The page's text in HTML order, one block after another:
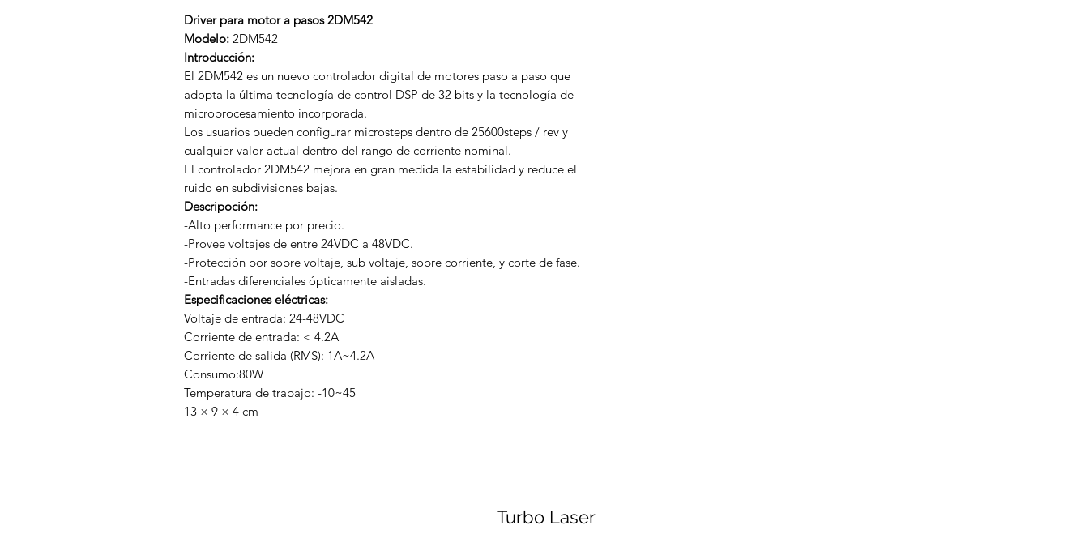
Driver para motor a pasos 2DM542
Modelo: 2DM542
Introducción:
El 2DM542 es un nuevo controlador digital de motores paso a paso que
adopta la última tecnología de control DSP de 32 bits y la tecnología de
microprocesamiento incorporada.
Los usuarios pueden configurar microsteps dentro de 25600steps / rev y
cualquier valor actual dentro del rango de corriente nominal.
El controlador 2DM542 mejora en gran medida la estabilidad y reduce el
ruido en subdivisiones bajas.
Descripoción:
-Alto performance por precio.
-Provee voltajes de entre 24VDC a 48VDC.
-Protección por sobre voltaje, sub voltaje, sobre corriente, y corte de fase.
-Entradas diferenciales ópticamente aisladas.
Especificaciones eléctricas:
Voltaje de entrada: 24-48VDC
Corriente de entrada: < 4.2A
Corriente de salida (RMS): 1A~4.2A
Consumo:80W
Temperatura de trabajo: -10~45
13 × 9 × 4 cm
Turbo Laser